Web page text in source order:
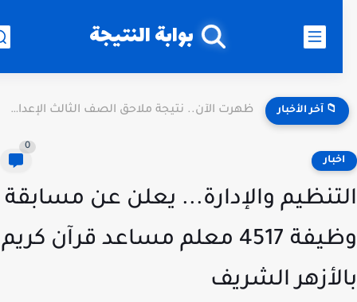
بوابة النتيجة
📁 آخر الأخبار ظهرت الآن.. نتيجة ملاحق الصف الثالث الإعدادي 2026 الدور الثاني...
والإدارة... يعلن عن مسابقة
وظيفة 4517 معلم مساعد قرآن كريم
الشريف